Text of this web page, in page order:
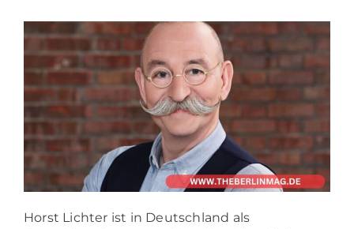
Horst Lichter ist in Deutschland als